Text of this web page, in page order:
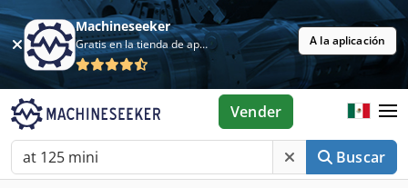
Machineseeker
Gratis en la tienda de aplicaciones A la aplicación
Buscar
Vender